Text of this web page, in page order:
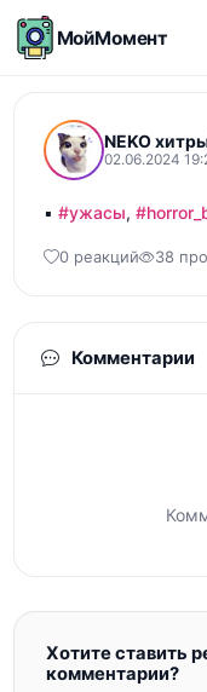
МойМомент
NEKO
02.06.2024
▪ #ужасы,
0 реакций 38
Комментарии
Хотите ставить
комментарии?